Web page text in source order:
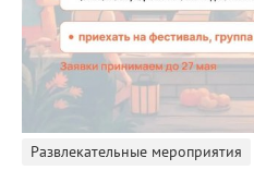
Развлекательные мероприятия